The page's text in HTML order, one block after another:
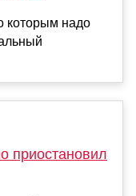
которым надо
приостановил